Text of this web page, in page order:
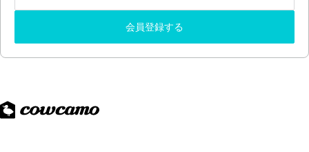
会員登録する